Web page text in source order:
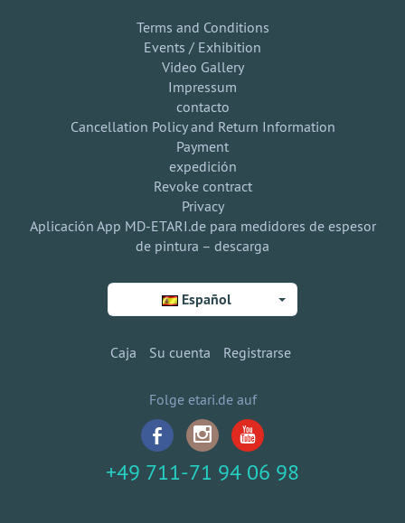
Terms and Conditions
Events / Exhibition
Video Gallery
Impressum
contacto
Cancellation Policy and Return Information
Payment
expedición
Revoke contract
Privacy
Aplicación App MD-ETARI.de para medidores de espesor
de pintura – descarga
Español
Caja Su cuenta Registrarse
Folge etari.de auf
+49 711-71 94 06 98